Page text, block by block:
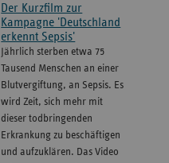
Der Kurzfilm zur
Kampagne 'Deutschland
erkennt Sepsis'
Jährlich sterben etwa 75
Tausend Menschen an einer
Blutvergiftung, an Sepsis. Es
wird Zeit, sich mehr mit
dieser todbringenden
Erkrankung zu beschäftigen
und aufzuklären. Das Video